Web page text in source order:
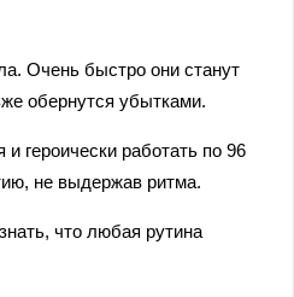
Очень быстро они станут
обернутся убытками.
героически работать по 96
не выдержав ритма.
что любая рутина